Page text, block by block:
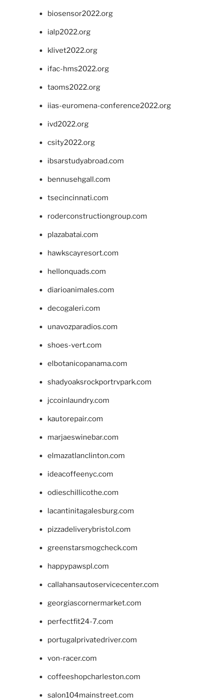
biosensor2022.org
ialp2022.org
klivet2022.org
ifac-hms2022.org
taoms2022.org
iias-euromena-conference2022.org
ivd2022.org
csity2022.org
ibsarstudyabroad.com
bennusehgall.com
tsecincinnati.com
roderconstructiongroup.com
plazabatai.com
hawkscayresort.com
hellonquads.com
diarioanimales.com
decogaleri.com
unavozparadios.com
shoes-vert.com
elbotanicopanama.com
shadyoaksrockportrvpark.com
jccoinlaundry.com
kautorepair.com
marjaeswinebar.com
elmazatlanclinton.com
ideacoffeenyc.com
odieschillicothe.com
lacantinitagalesburg.com
pizzadeliverybristol.com
greenstarsmogcheck.com
happypawspl.com
callahansautoservicecenter.com
georgiascornermarket.com
perfectfit24-7.com
portugalprivatedriver.com
von-racer.com
coffeeshopcharleston.com
salon104mainstreet.com